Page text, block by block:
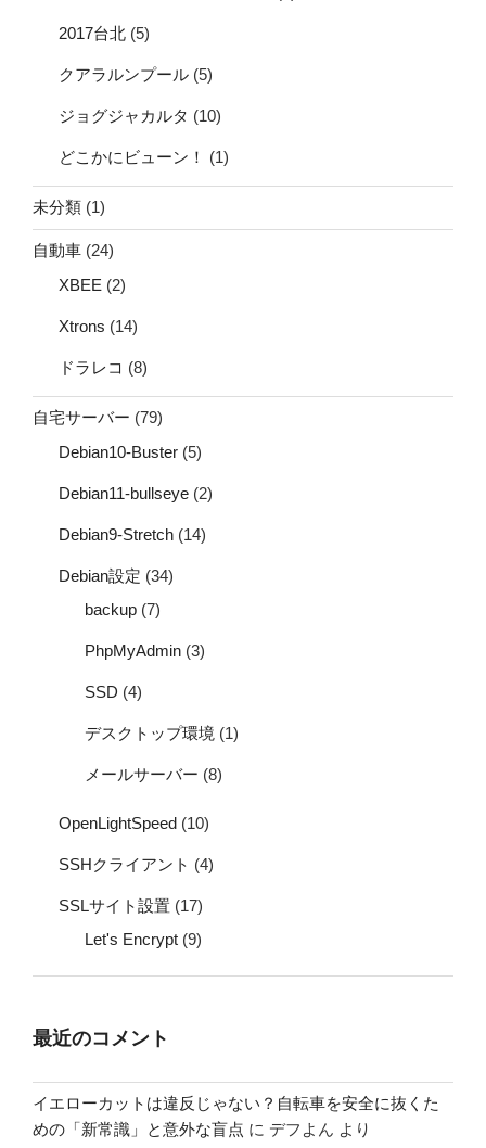
2017台北 (5)
クアラルンプール (5)
ジョグジャカルタ (10)
どこかにビューン！ (1)
未分類 (1)
自動車 (24)
XBEE (2)
Xtrons (14)
ドラレコ (8)
自宅サーバー (79)
Debian10-Buster (5)
Debian11-bullseye (2)
Debian9-Stretch (14)
Debian設定 (34)
backup (7)
PhpMyAdmin (3)
SSD (4)
デスクトップ環境 (1)
メールサーバー (8)
OpenLightSpeed (10)
SSHクライアント (4)
SSLサイト設置 (17)
Let's Encrypt (9)
最近のコメント
イエローカットは違反じゃない？自転車を安全に抜くた
めの「新常識」と意外な盲点 に デフよん より